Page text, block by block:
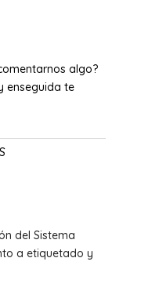
algo?
enseguida te
del Sistema
a etiquetado y